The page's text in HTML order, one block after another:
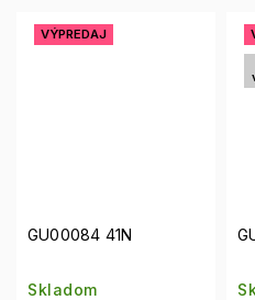
VÝPREDAJ
GU00074 53E
Skladom